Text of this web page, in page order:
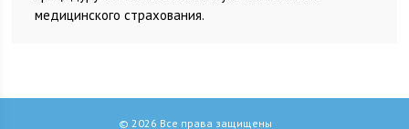
медицинского страхования.
© 2026 Все права защищены